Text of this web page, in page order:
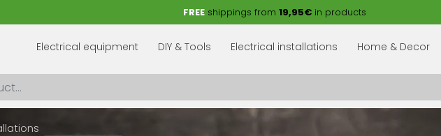
FREE shippings from 19,95€ in products
Electrical equipment DIY & Tools Electrical installations Home & Decor